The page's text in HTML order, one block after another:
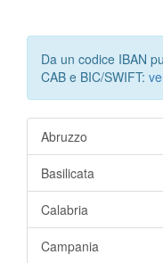
Da un codice IBAN
CAB e BIC/SWIFT:
Abruzzo
Basilicata
Calabria
Campania